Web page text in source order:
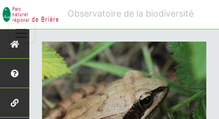
Observatoire de la biodiversité